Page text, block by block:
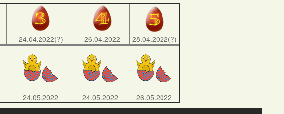
24.04.2022(?) 26.04.2022 28.04.2022(?)
24.05.2022 24.05.2022 26.05.2022